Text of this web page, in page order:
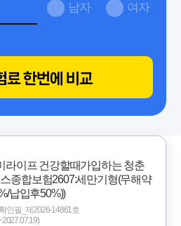
남자 여자
료 한번에 비교
라이프 건강할때가입하는 청춘
종합보험2607:세만기형(무해약
납입후50%))
인필_제2026-14861호